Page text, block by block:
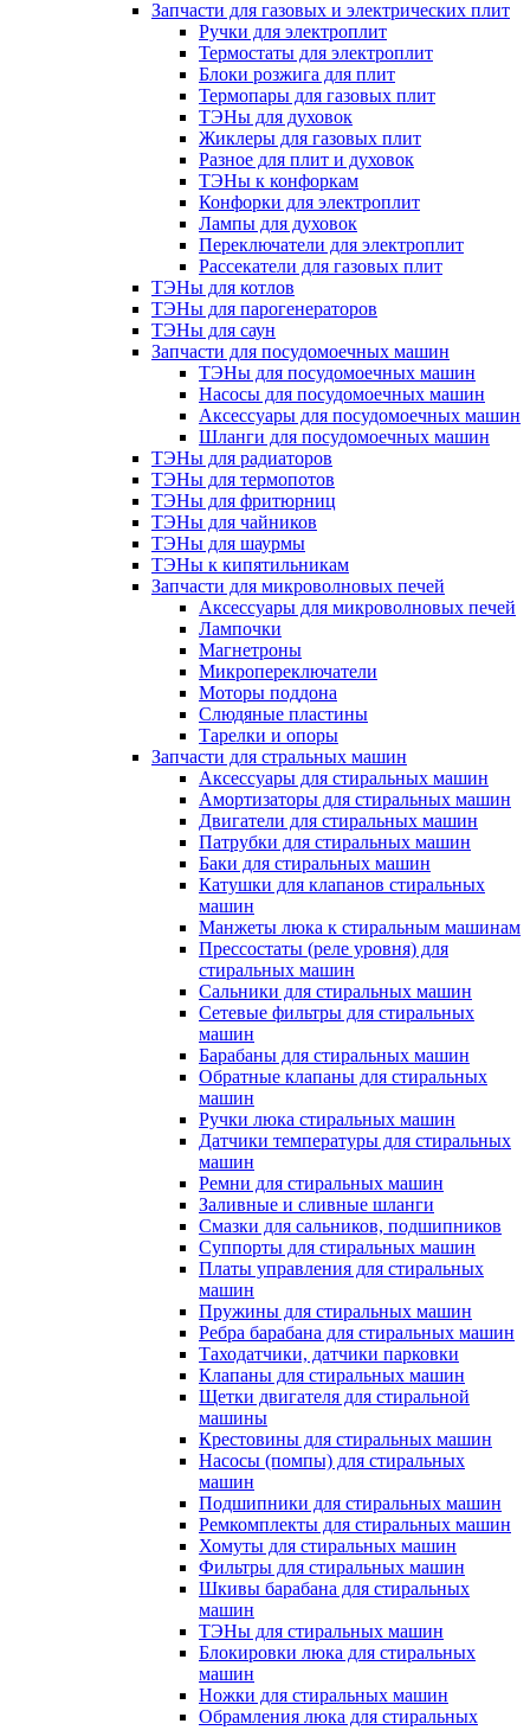
Запчасти для газовых и электрических плит
Ручки для электроплит
Термостаты для электроплит
Блоки розжига для плит
Термопары для газовых плит
ТЭНы для духовок
Жиклеры для газовых плит
Разное для плит и духовок
ТЭНы к конфоркам
Конфорки для электроплит
Лампы для духовок
Переключатели для электроплит
Рассекатели для газовых плит
ТЭНы для котлов
ТЭНы для парогенераторов
ТЭНы для саун
Запчасти для посудомоечных машин
ТЭНы для посудомоечных машин
Насосы для посудомоечных машин
Аксессуары для посудомоечных машин
Шланги для посудомоечных машин
ТЭНы для радиаторов
ТЭНы для термопотов
ТЭНы для фритюрниц
ТЭНы для чайников
ТЭНы для шаурмы
ТЭНы к кипятильникам
Запчасти для микроволновых печей
Аксессуары для микроволновых печей
Лампочки
Магнетроны
Микропереключатели
Моторы поддона
Слюдяные пластины
Тарелки и опоры
Запчасти для стральных машин
Аксессуары для стиральных машин
Амортизаторы для стиральных машин
Двигатели для стиральных машин
Патрубки для стиральных машин
Баки для стиральных машин
Катушки для клапанов стиральных
машин
Манжеты люка к стиральным машинам
Прессостаты (реле уровня) для
стиральных машин
Сальники для стиральных машин
Сетевые фильтры для стиральных
машин
Барабаны для стиральных машин
Обратные клапаны для стиральных
машин
Ручки люка стиральных машин
Датчики температуры для стиральных
машин
Ремни для стиральных машин
Заливные и сливные шланги
Смазки для сальников, подшипников
Суппорты для стиральных машин
Платы управления для стиральных
машин
Пружины для стиральных машин
Ребра барабана для стиральных машин
Таходатчики, датчики парковки
Клапаны для стиральных машин
Щетки двигателя для стиральной
машины
Крестовины для стиральных машин
Насосы (помпы) для стиральных
машин
Подшипники для стиральных машин
Ремкомплекты для стиральных машин
Хомуты для стиральных машин
Фильтры для стиральных машин
Шкивы барабана для стиральных
машин
ТЭНы для стиральных машин
Блокировки люка для стиральных
машин
Ножки для стиральных машин
Обрамления люка для стиральных